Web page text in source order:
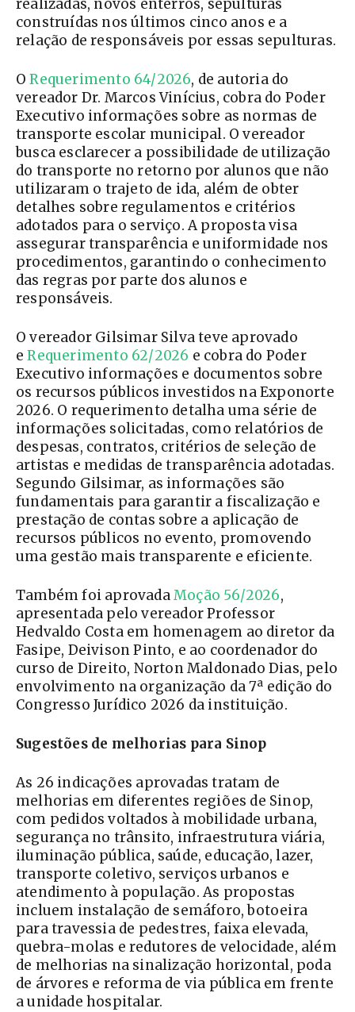
realizadas, novos enterros, sepulturas
construídas nos últimos cinco anos e a
relação de responsáveis por essas sepulturas.
ORequerimento 64/2026, de autoria do
vereador Dr. Marcos Vinícius, cobra do Poder
Executivo informações sobre as normas de
transporte escolar municipal. O vereador
busca esclarecer a possibilidade de utilização
do transporte no retorno por alunos que não
utilizaram o trajeto de ida, além de obter
detalhes sobre regulamentos e critérios
adotados para o serviço. A proposta visa
assegurar transparência e uniformidade nos
procedimentos, garantindo o conhecimento
das regras por parte dos alunos e
responsáveis.
O vereador Gilsimar Silva teve aprovado
eRequerimento 62/2026 e cobra do Poder
Executivo informações e documentos sobre
os recursos públicos investidos na Exponorte
2026. O requerimento detalha uma série de
informações solicitadas, como relatórios de
despesas, contratos, critérios de seleção de
artistas e medidas de transparência adotadas.
Segundo Gilsimar, as informações são
fundamentais para garantir a fiscalização e
prestação de contas sobre a aplicação de
recursos públicos no evento, promovendo
uma gestão mais transparente e eficiente.
Também foi aprovadaMoção 56/2026,
apresentada pelo vereador Professor
Hedvaldo Costa em homenagem ao diretor da
Fasipe, Deivison Pinto, e ao coordenador do
curso de Direito, Norton Maldonado Dias, pelo
envolvimento na organização da 7ª edição do
Congresso Jurídico 2026 da instituição.
Sugestões de melhorias para Sinop
As 26 indicações aprovadas tratam de
melhorias em diferentes regiões de Sinop,
com pedidos voltados à mobilidade urbana,
segurança no trânsito, infraestrutura viária,
iluminação pública, saúde, educação, lazer,
transporte coletivo, serviços urbanos e
atendimento à população. As propostas
incluem instalação de semáforo, botoeira
para travessia de pedestres, faixa elevada,
quebra-molas e redutores de velocidade, além
de melhorias na sinalização horizontal, poda
de árvores e reforma de via pública em frente
a unidade hospitalar.